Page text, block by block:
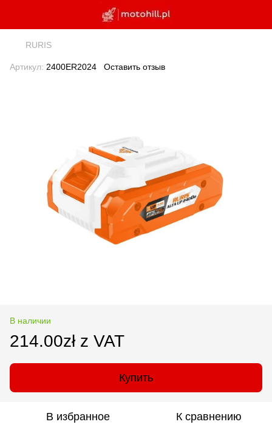
RURIS
Артикул: 2400ER2024 Оставить отзыв
В наличии
214.00zł z VAT
Купить
В избранное К сравнению